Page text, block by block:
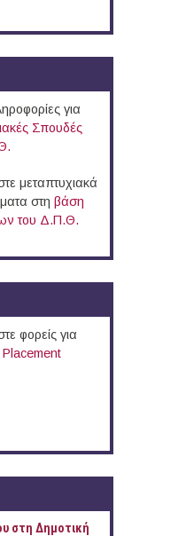
για
Σπουδές
μεταπτυχιακά
στη βάση
του Δ.Π.Θ.
φορείς για
στη Δημοτική